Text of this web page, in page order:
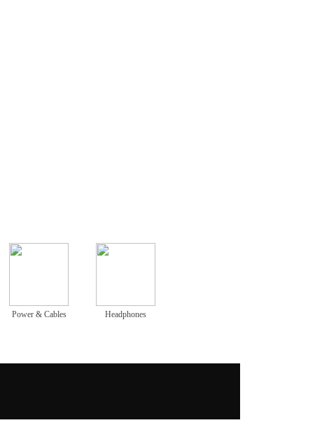
Power & Cables Headphones